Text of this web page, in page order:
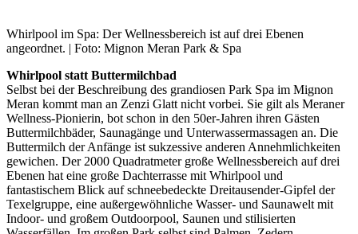
Whirlpool im Spa: Der Wellnessbereich ist auf drei Ebenen
angeordnet. | Foto: Mignon Meran Park & Spa
Whirlpool statt Buttermilchbad
Selbst bei der Beschreibung des grandiosen Park Spa im Mignon
Meran kommt man an Zenzi Glatt nicht vorbei. Sie gilt als Meraner
Wellness-Pionierin, bot schon in den 50er-Jahren ihren Gästen
Buttermilchbäder, Saunagänge und Unterwassermassagen an. Die
Buttermilch der Anfänge ist sukzessive anderen Annehmlichkeiten
gewichen. Der 2000 Quadratmeter große Wellnessbereich auf drei
Ebenen hat eine große Dachterrasse mit Whirlpool und
fantastischem Blick auf schneebedeckte Dreitausender-Gipfel der
Texelgruppe, eine außergewöhnliche Wasser- und Saunawelt mit
Indoor- und großem Outdoorpool, Saunen und stilisierten